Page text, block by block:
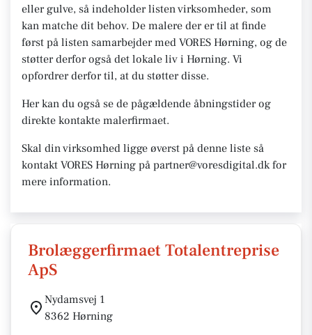
eller gulve, så indeholder listen virksomheder, som
kan matche dit behov. De malere der er til at finde
først på listen samarbejder med VORES Hørning, og de
støtter derfor også det lokale liv i Hørning. Vi
opfordrer derfor til, at du støtter disse.
Her kan du også se de pågældende åbningstider og
direkte kontakte malerfirmaet.
Skal din virksomhed ligge øverst på denne liste så
kontakt VORES Hørning på partner@voresdigital.dk for
mere information.
Brolæggerfirmaet Totalentreprise
ApS
Nydamsvej 1
8362 Hørning